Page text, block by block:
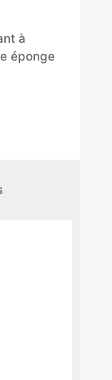
à
éponge